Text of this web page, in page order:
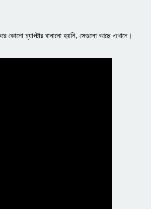
কোনো চ্যাপ্টার বানানো হয়নি, সেগুলো আছে এখানে।